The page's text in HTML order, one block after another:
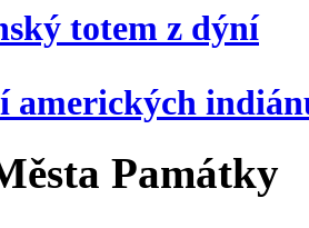
totem z dýní
amerických
Památky